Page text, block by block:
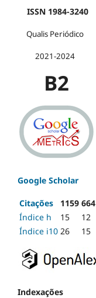
ISSN 1984-3240
Qualis Periódico
2021-2024
B2
Google Scholar
Citações 1159 664
Índice h
15
12
Índice i10 26 15
Indexações